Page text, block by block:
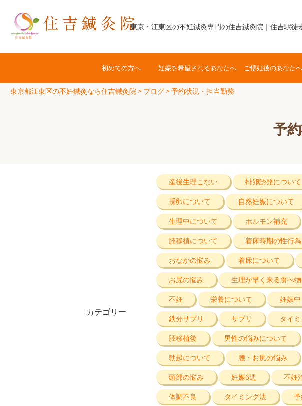
東京・江東区の不妊鍼灸専門の住吉鍼灸院｜住吉駅徒
初めての方へ 妊娠を希望されるあなたへ ご懐妊後のあなたへ
東京都江東区の不妊鍼灸なら住吉鍼灸院> ブログ>予約状況・担当勤務
予
カテゴリー
産後生理こない 排卵誘発について
採卵について
自然妊娠について
生理中について
ホルモン補充
胚移植について
着床時期の性行為
おなかの悩み
着床について
お尻の悩み
生理が早く来る食べ物
不妊
栄養について 妊娠中
鉄分サプリ
サプリ タイ
胚移植後
男性の悩みについて
勃起について
腰・お尻の悩み
頭部の悩み
妊娠6週 不妊
体調不良
タイミング法